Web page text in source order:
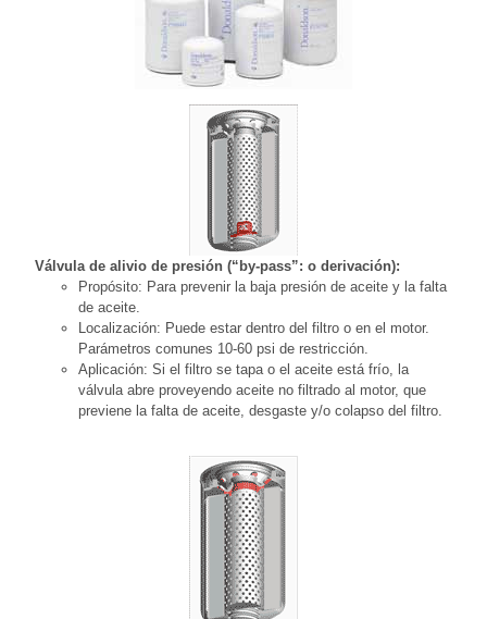
Válvula de alivio de presión (“by-pass”: o derivación):
Propósito: Para prevenir la baja presión de aceite y la falta
de aceite.
Localización: Puede estar dentro del filtro o en el motor.
Parámetros comunes 10-60 psi de restricción.
Aplicación: Si el filtro se tapa o el aceite está frío, la
válvula abre proveyendo aceite no filtrado al motor, que
previene la falta de aceite, desgaste y/o colapso del filtro.